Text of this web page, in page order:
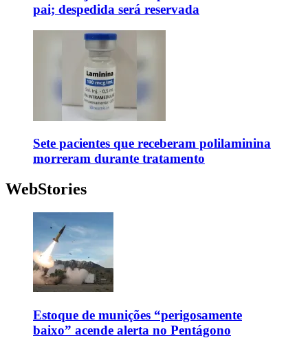
pai; despedida será reservada
Sete pacientes que receberam polilaminina
morreram durante tratamento
WebStories
Estoque de munições “perigosamente
baixo” acende alerta no Pentágono